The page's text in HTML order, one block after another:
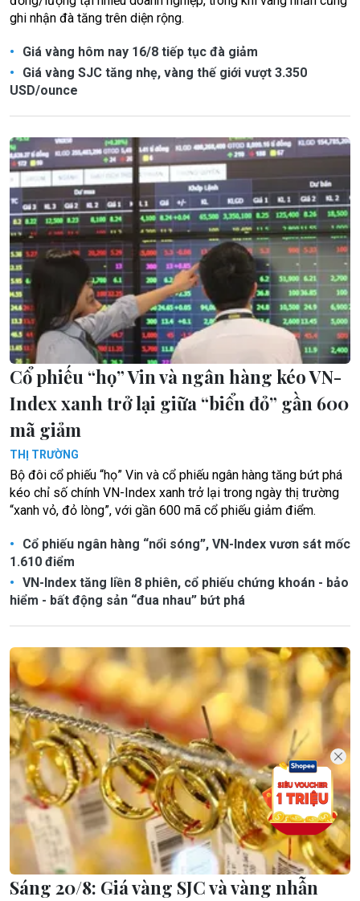
ghi nhận đà tăng trên diện rộng.
Giá vàng hôm nay 16/8 tiếp tục đà giảm
Giá vàng SJC tăng nhẹ, vàng thế giới vượt 3.350
USD/ounce
Cổ phiếu “họ” Vin và ngân hàng kéo VN-
Index xanh trở lại giữa “biển đỏ” gần 600
mã giảm
THỊ TRƯỜNG
Bộ đôi cổ phiếu “họ” Vin và cổ phiếu ngân hàng tăng bứt phá
kéo chỉ số chính VN-Index xanh trở lại trong ngày thị trường
“xanh vỏ, đỏ lòng”, với gần 600 mã cổ phiếu giảm điểm.
Cổ phiếu ngân hàng “nổi sóng”, VN-Index vươn sát mốc
1.610 điểm
VN-Index tăng liền 8 phiên, cổ phiếu chứng khoán - bảo
hiểm - bất động sản “đua nhau” bứt phá
Sáng 20/8: Giá vàng SJC và vàng nhẫn